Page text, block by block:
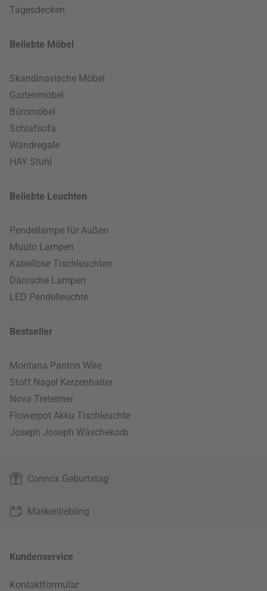
Tagesdecken
Beliebte Möbel
Skandinavische Möbel
Gartenmöbel
Büromöbel
Schlafsofa
Wandregale
HAY Stuhl
Beliebte Leuchten
Pendellampe für Außen
Muuto Lampen
Kabellose Tischleuchten
Dänische Lampen
LED Pendelleuchte
Bestseller
Montana Panton Wire
Stoff Nagel Kerzenhalter
Nova Treteimer
Flowerpot Akku Tischleuchte
Joseph Joseph Wäschekorb
Connox Geburtstag
Markenliebling
Kundenservice
Kontaktformular